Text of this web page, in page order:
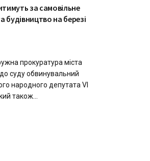
за самовільне
будівництво на березі
прокуратура міста
суду обвинувальний
народного депутата VI
також...